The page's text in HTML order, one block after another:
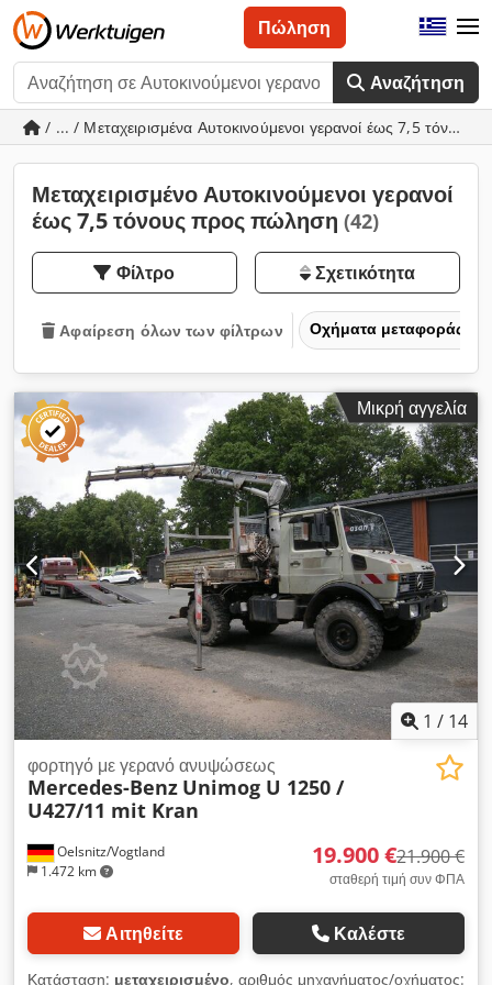
Αναζήτηση
Πώληση
/ ... / Μεταχειρισμένα Αυτοκινούμενοι γερανοί έως 7,5 τόνους
Μεταχειρισμένο Αυτοκινούμενοι γερανοί
έως 7,5 τόνους προς πώληση (42)
Φίλτρο Σχετικότητα
Αφαίρεση όλων των φίλτρων Οχήματα μεταφοράς
Μικρή αγγελία
1 / 14
Oelsnitz/Vogtland
1.472 km
φορτηγό με γερανό ανυψώσεως
Mercedes-Benz Unimog U 1250 /
U427/11 mit Kran
19.900 €21.900 €
σταθερή τιμή συν ΦΠΑ
Αιτηθείτε Καλέστε
Κατάσταση: μεταχειρισμένο, αριθμός μηχανήματος/οχήματος: